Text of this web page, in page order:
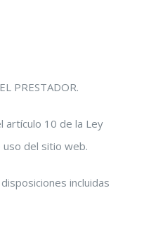
PRESTADOR.
artículo 10 de la Ley
del sitio web.
incluidas